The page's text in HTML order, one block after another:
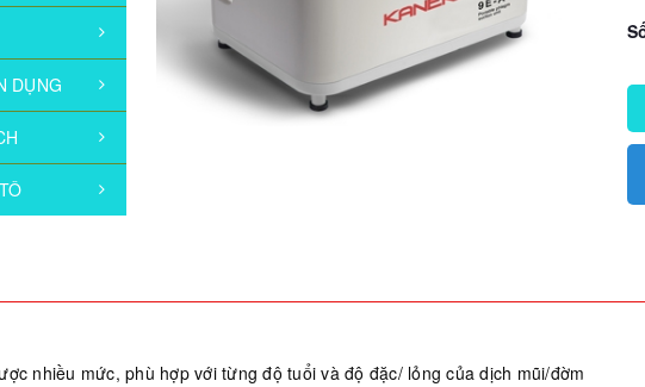
DỤNG
nhiều mức, phù hợp với từng độ tuổi và độ đặc/ lỏng của dịch mũi/đờm